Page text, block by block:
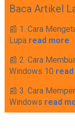
Baca Artikel
📰 1. Cara
Lupa read more
📰 2. Cara
Windows 10
📰 3. Cara
Windows read